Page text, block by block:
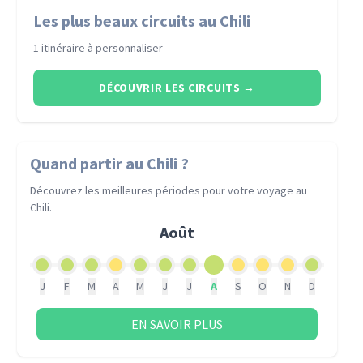
Les plus beaux circuits au Chili
1 itinéraire à personnaliser
DÉCOUVRIR LES CIRCUITS →
Quand partir au Chili ?
Découvrez les meilleures périodes pour votre voyage au
Chili.
Août
J F M A M J J A S O N D
EN SAVOIR PLUS